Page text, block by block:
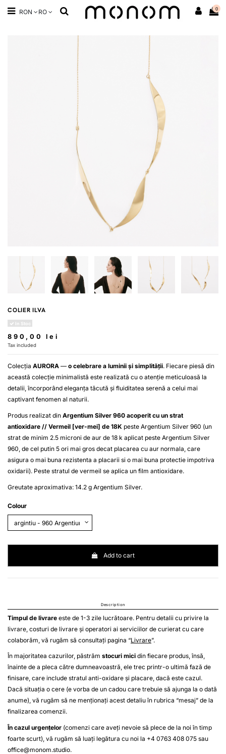
RON RO 0
COLIER ILVA
In Stoc
890,00 lei
Tax included
Colecția AURORA — o celebrare a luminii și simplității. Fiecare piesă din
această colecție minimalistă este realizată cu o atenție meticuloasă la
detalii, încorporând eleganța tăcută și fluiditatea serenă a celui mai
captivant fenomen al naturii.
Produs realizat din Argentium Silver 960 acoperit cu un strat
antioxidare // Vermeil [ver-mei] de 18K peste Argentium Silver 960 (un
strat de minim 2.5 microni de aur de 18 k aplicat peste Argentium Silver
960, de cel putin 5 ori mai gros decat placarea cu aur normala, care
asigura o mai buna rezistenta a placarii si o mai buna protectie impotriva
oxidarii). Peste stratul de vermeil se aplica un film antioxidare.
Greutate aproximativa: 14.2 g Argentium Silver.
Colour
Add to cart
Description
Timpul de livrare este de 1-3 zile lucrătoare. Pentru detalii cu privire la
livrare, costuri de livrare și operatori ai serviciilor de curierat cu care
colaborăm, vă rugăm să consultați pagina “Livrare”.
În majoritatea cazurilor, păstrăm stocuri mici din fiecare produs, însă,
înainte de a pleca către dumneavoastră, ele trec printr-o ultimă fază de
finisare, care include stratul anti-oxidare și placare, dacă este cazul.
Dacă situația o cere (e vorba de un cadou care trebuie să ajunga la o dată
anume), vă rugăm să ne menționați acest detaliu în rubrica “mesaj” de la
finalizarea comenzii.
În cazul urgențelor (comenzi care aveți nevoie să plece de la noi în timp
foarte scurt), vă rugăm să luați legătura cu noi la +4 0763 408 075 sau
office@monom.studio.